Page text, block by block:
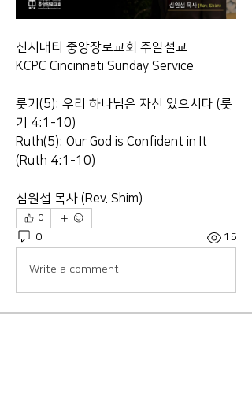
신시내티 중앙장로교회 주일설교
KCPC Cincinnati Sunday Service
룻기(5): 우리 하나님은 자신 있으시다 (룻
기 4:1-10)
Ruth(5): Our God is Confident in It
(Ruth 4:1-10)
심원섭 목사 (Rev. Shim)
0
0 15
Write a comment...